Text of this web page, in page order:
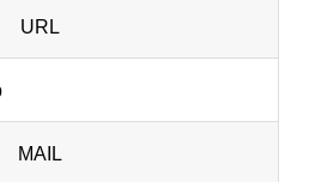
URL
MAIL